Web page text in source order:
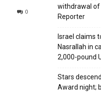
0
withdrawal of
Reporter
Israel claims
Nasrallah in
2,000-pound
Stars
Award night;